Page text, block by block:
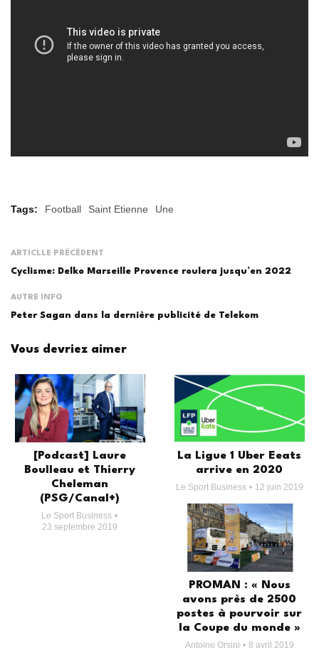
Tags: Football Saint Etienne Une
ARTICLLE PRÉCÉDENT
Cyclisme: Delko Marseille Provence roulera jusqu’en 2022
AUTRE INFO
Peter Sagan dans la dernière publicité de Telekom
Vous devriez aimer
[Podcast] Laure
Boulleau et Thierry
Cheleman
(PSG/Canal+)
Le Sport Business
23 septembre 2019
La Ligue 1 Uber Eeats
arrive en 2020
Le Sport Business 12 juin 2019
PROMAN : « Nous
avons près de 2500
postes à pourvoir sur
la Coupe du monde »
Antoine Orsini 8 avril 2019